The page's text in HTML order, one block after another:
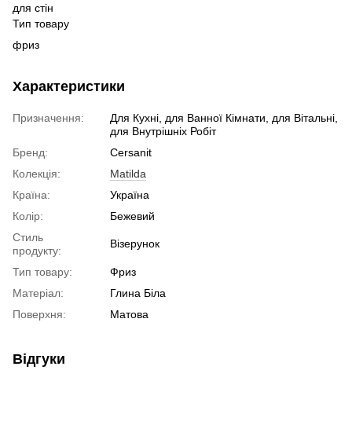
для стін
Тип товару
фриз
Характеристики
Призначення:
Для Кухні, для Ванної Кімнати, для Вітальні,
для Внутрішніх Робіт
Бренд:
Cersanit
Колекція:
Matilda
Країна:
Україна
Колір:
Бежевий
Стиль
продукту:
Візерунок
Тип товару:
Фриз
Матеріал:
Глина Біла
Поверхня:
Матова
Відгуки